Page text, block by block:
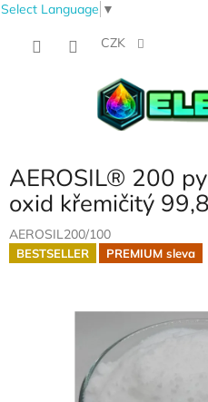
Select Language ▼
CZK
AEROSIL® 200
oxid křemičitý
AEROSIL200/100
BESTSELLER PREMIUM sleva